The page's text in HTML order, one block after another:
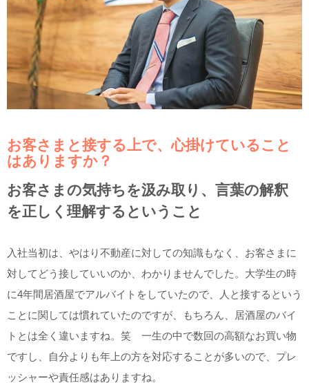
お客さまと接する上で、心掛けていること
はありますか？
お客さまの気持ちを汲み取り、言葉の解釈
を正しく理解するということ
入社当初は、やはり不動産に対しての知識もなく、お客さまに
対してどう接していいのか、わかりませんでした。大学生の時
に4年間居酒屋でアルバイトをしていたので、人と接するという
ことに関しては慣れていたのですが、もちろん、居酒屋のバイ
トとは全く違いますね。笑 一生の中で数回の高額なお買い物
ですし、自分よりも年上の方を対応することが多いので、プレ
ッシャーや責任感はありますね。